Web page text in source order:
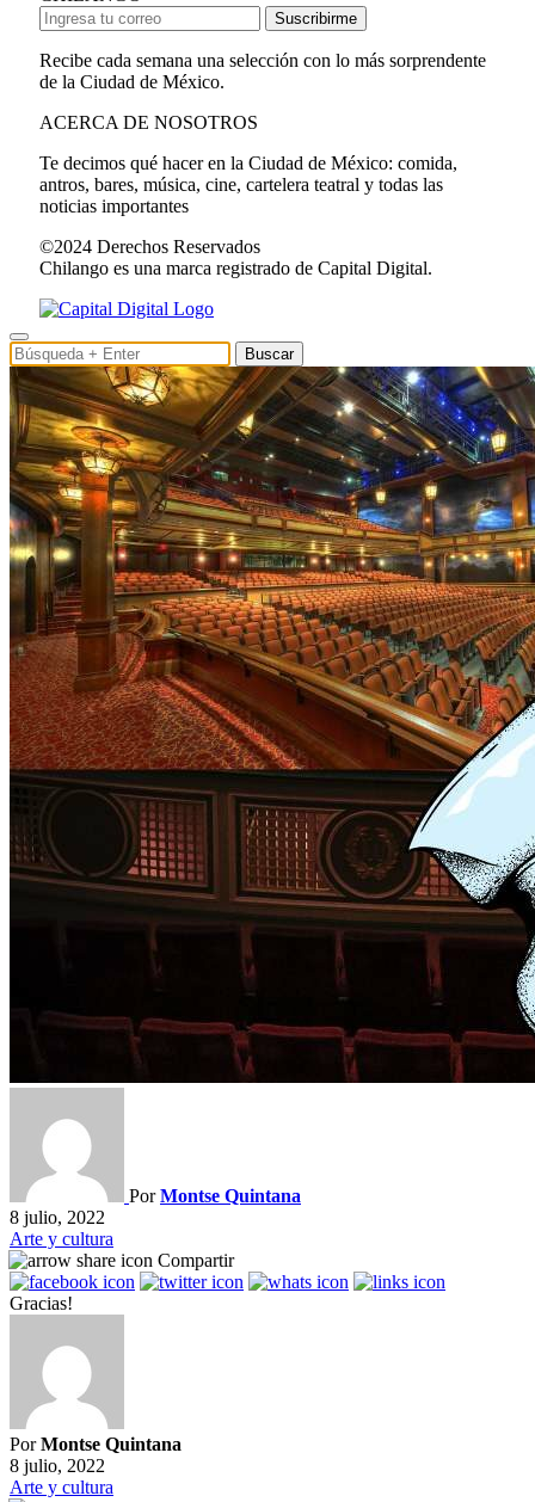
Suscribirme
Recibe cada semana una selección con lo más sorprendente
de la Ciudad de México.
ACERCA DE NOSOTROS
Te decimos qué hacer en la Ciudad de México: comida,
antros, bares, música, cine, cartelera teatral y todas las
noticias importantes
©2024 Derechos Reservados
Chilango es una marca registrado de Capital Digital.
Buscar
PorMontse Quintana
8 julio, 2022
Arte y cultura
Compartir
Gracias!
PorMontse Quintana
8 julio, 2022
Arte y cultura